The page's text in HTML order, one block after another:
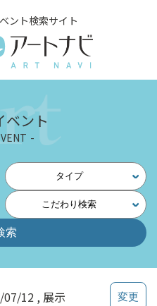
ント検索サイト
ベント
タイプ
こだわり検索
07/12 展示